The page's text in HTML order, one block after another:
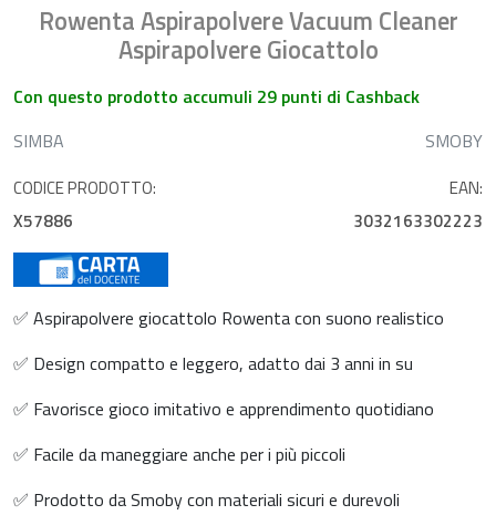
Rowenta Aspirapolvere Vacuum Cleaner
Aspirapolvere Giocattolo
Con questo prodotto accumuli 29 punti di Cashback
SIMBA
SMOBY
CODICE PRODOTTO:
X57886
EAN:
3032163302223
✅ Aspirapolvere giocattolo Rowenta con suono realistico
✅ Design compatto e leggero, adatto dai 3 anni in su
✅ Favorisce gioco imitativo e apprendimento quotidiano
✅ Facile da maneggiare anche per i più piccoli
✅ Prodotto da Smoby con materiali sicuri e durevoli